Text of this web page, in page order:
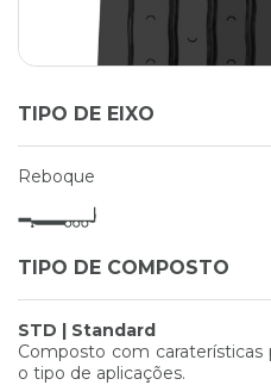
TIPO DE EIXO
Reboque
TIPO DE COMPOSTO
STD | Standard
Composto com
o tipo de aplicações.